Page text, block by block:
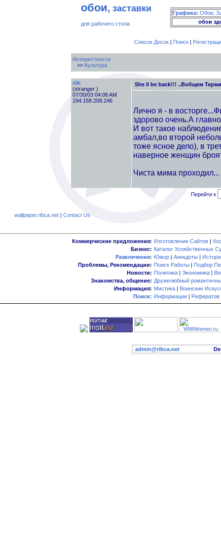
обои, заставки
для рабочего стола
Графика: Обои,
обои
Список Досок| Поиск|
Интерестности
>> Культура
Alik
(stranger )
07/30/03 04:06 AM
194.158.208.246
She ll be back!!! ..Вобщем
Лично я - в
здорово очень.А
И вот такое
амбал,во второй
тоже ясное дело), в
наверное женщин
Чиста мима проходил...
Перейти к
wallpaper.ribca.net| Contact Us
Коммерческие предложения: Изготовление Сайтов |
Бизнес: Каталог Хозяйственных
Развлечения: Юмор | Анекдоты |
Проблемы, Рекомендации: Поиск Работы | Подбор
Новости: Политика | Экономика |
Знакомства, общение: Дружелюбный
Информация: Мистика | Воинские
Поиск: Информации | Рефератов
admin@ribca.net